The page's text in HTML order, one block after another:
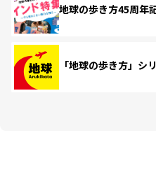
地球の歩き方45周年
「地球の歩き方」シ